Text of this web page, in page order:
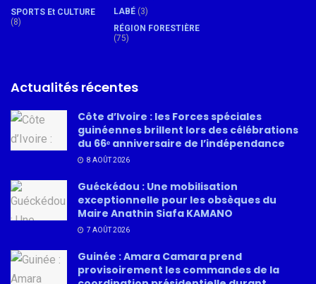
SPORTS Et CULTURE
(8)
LABÉ (3)
RÉGION FORESTIÈRE
(75)
Actualités récentes
Côte d’Ivoire : les Forces spéciales
guinéennes brillent lors des célébrations
du 66ᵉ anniversaire de l’indépendance
8 AOÛT 2026
Guéckédou : Une mobilisation
exceptionnelle pour les obsèques du
Maire Anathin Siafa KAMANO
7 AOÛT 2026
Guinée : Amara Camara prend
provisoirement les commandes de la